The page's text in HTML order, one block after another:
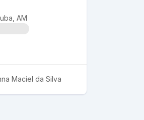
, AM
Maciel da Silva